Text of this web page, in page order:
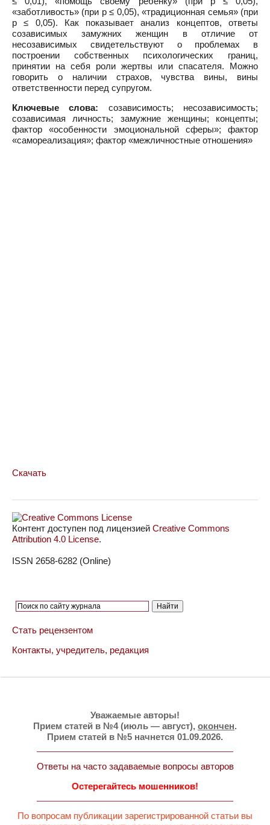
«заботливость» (при p ≤ 0,05), «традиционная семья» (при
p ≤ 0,05). Как показывает анализ концептов, ответы
созависимых замужних женщин в отличие от
несозависимых свидетельствуют о проблемах в
построении собственных психологических границ,
принятии на себя роли жертвы или спасателя. Можно
говорить о наличии страхов, чувства вины, вины
ответственности перед супругом.
Ключевые слова: созависимость; несозависимость;
созависимая личность; замужние женщины; концепты;
фактор «особенности эмоциональной сферы»; фактор
«самореализация»; фактор «межличностные отношения»
Скачать
Контент доступен под лицензией Creative Commons
Attribution 4.0 License.
ISSN 2658-6282 (Online)
Стать рецензентом
Контакты, учредитель, редакция
Уважаемые авторы!
Прием статей в №4 (июль — август), окончен.
Прием статей в №5 начнется 01.09.2026.
Ответы на часто задаваемые вопросы авторов
Остерегайтесь мошенников!
По вопросам публикации зарегистрированной статьи вы